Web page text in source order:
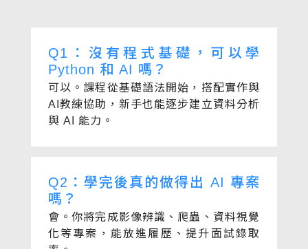
Q1：沒有程式基礎，可以學
Python 和 AI 嗎？
可以。課程從基礎語法開始，搭配實作與
AI教練協助，新手也能逐步建立資料分析
與 AI 能力。
Q2：學完後真的做得出 AI 專案
嗎？
會。你將完成影像辨識、爬蟲、資料視覺
化等專案，能放進履歷、提升面試錄取